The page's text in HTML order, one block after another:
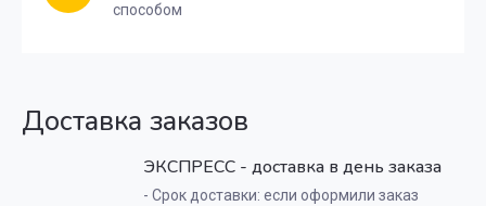
способом
Доставка заказов
ЭКСПРЕСС - доставка в день заказа
- Срок доставки: если оформили заказ